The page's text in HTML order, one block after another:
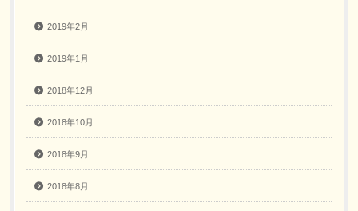
2019年2月
2019年1月
2018年12月
2018年10月
2018年9月
2018年8月